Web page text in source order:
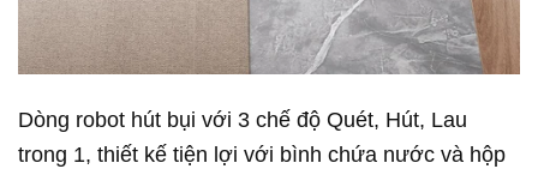
Dòng robot hút bụi với 3 chế độ Quét, Hút, Lau
trong 1, thiết kế tiện lợi với bình chứa nước và hộp